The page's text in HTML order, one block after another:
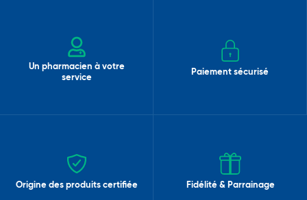
Un pharmacien à votre
service
Paiement sécurisé
Origine des produits certifiée Fidélité & Parrainage